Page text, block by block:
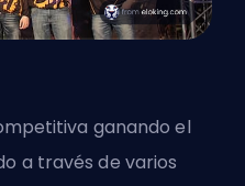
ganando el
a través de varios